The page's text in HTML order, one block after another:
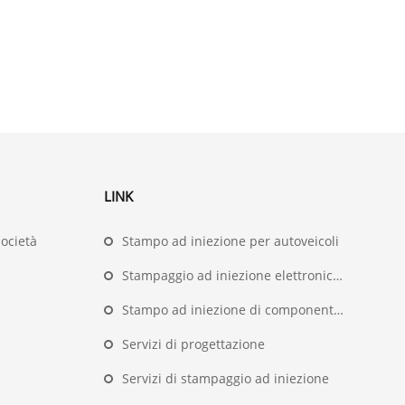
LINK
Stampo ad iniezione per autoveicoli
Stampaggio ad iniezione elettronica ed elettrico
Stampo ad iniezione di componenti medici
Servizi di progettazione
Servizi di stampaggio ad iniezione